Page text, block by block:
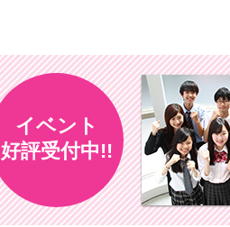
イベント
好評受付中!!